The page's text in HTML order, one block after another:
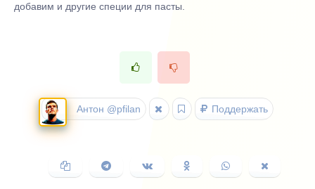
добавим и другие специи для пасты.
Антон @pfilan Поддержать
Копировать
ссылку
Поделиться
в
Поделиться
ВКонтакте
Поделиться
в
Поделиться
в
в